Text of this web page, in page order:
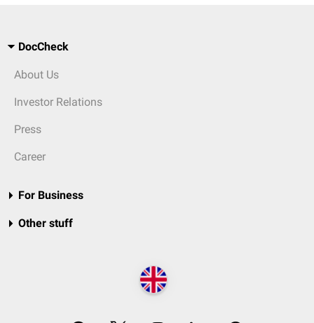
DocCheck
About Us
Investor Relations
Press
Career
For Business
Other stuff